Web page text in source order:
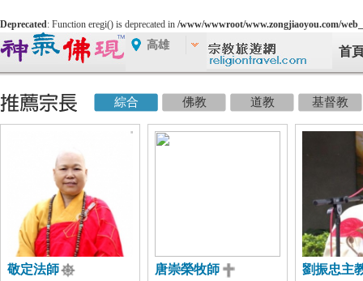
Deprecated: Function eregi() is deprecated in /www/wwwroot/www.zongjiaoyou.com/
高雄 首
綜合 佛教 道教 基督教
敬定法師 唐崇榮牧師 劉振忠主